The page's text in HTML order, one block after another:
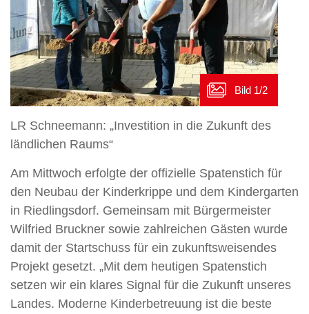
LR Schneemann: „Investition in die Zukunft des
ländlichen Raums“
Am Mittwoch erfolgte der offizielle Spatenstich für
den Neubau der Kinderkrippe und dem Kindergarten
in Riedlingsdorf. Gemeinsam mit Bürgermeister
Wilfried Bruckner sowie zahlreichen Gästen wurde
damit der Startschuss für ein zukunftsweisendes
Projekt gesetzt. „Mit dem heutigen Spatenstich
setzen wir ein klares Signal für die Zukunft unseres
Landes. Moderne Kinderbetreuung ist die beste